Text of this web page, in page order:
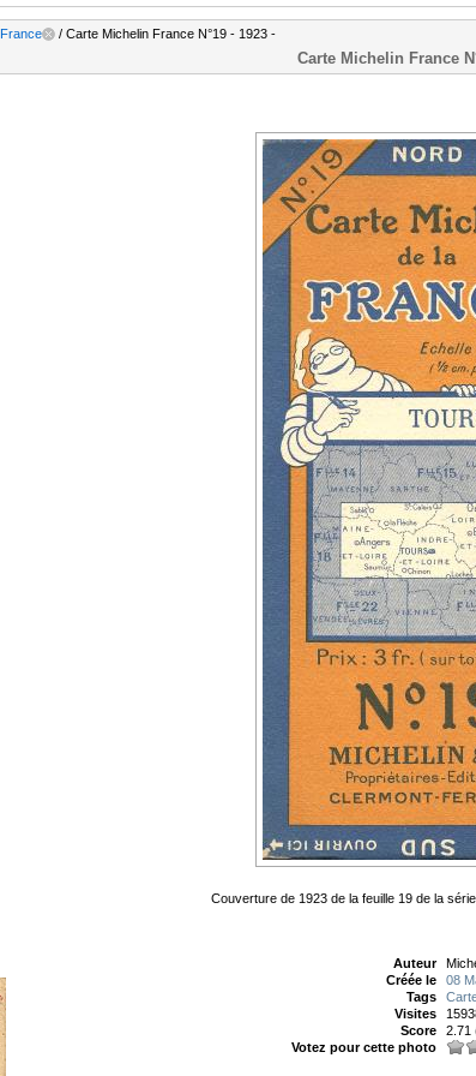
France / Carte Michelin France N°19 - 1923 -
Carte Michelin France
Couverture de 1923 de la feuille 19 de la
Auteur
Créée le
08
Tags
Visites
Score
2.71
Votez pour cette photo